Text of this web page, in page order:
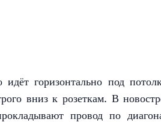
горизонтально под
вниз к розеткам. В
провод по